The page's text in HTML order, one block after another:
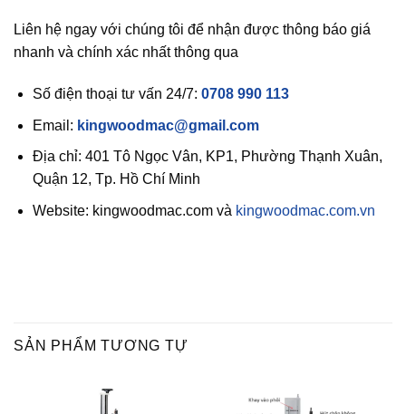
Liên hệ ngay với chúng tôi để nhận được thông báo giá
nhanh và chính xác nhất thông qua
Số điện thoại tư vấn 24/7: 0708 990 113
Email: kingwoodmac@gmail.com
Địa chỉ: 401 Tô Ngọc Vân, KP1, Phường Thạnh Xuân,
Quận 12, Tp. Hồ Chí Minh
Website: kingwoodmac.com và kingwoodmac.com.vn
SẢN PHẨM TƯƠNG TỰ